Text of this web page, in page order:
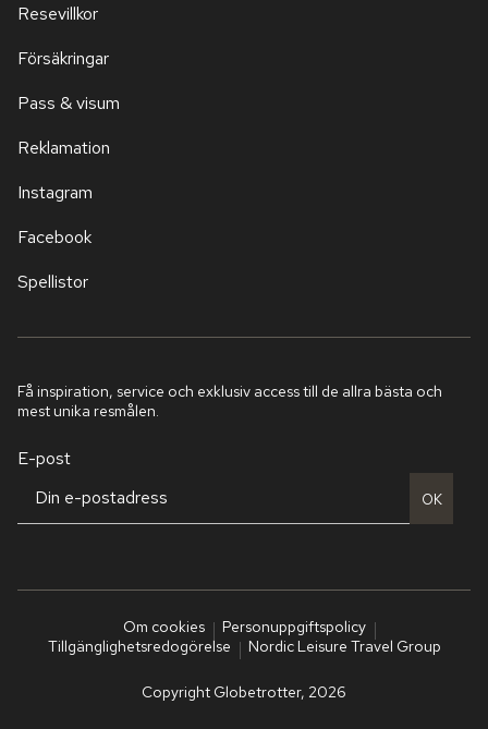
Resevillkor
Försäkringar
Pass & visum
Reklamation
Instagram
Facebook
Spellistor
Få inspiration, service och exklusiv access till de allra bästa och
mest unika resmålen.
E-post
OK
Om cookies
Personuppgiftspolicy
Tillgänglighetsredogörelse
Nordic Leisure Travel Group
Copyright Globetrotter, 2026